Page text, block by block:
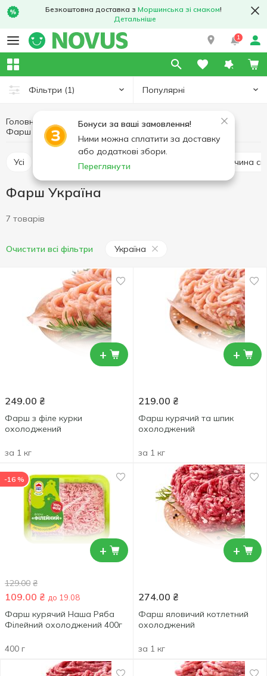
Безкоштовна доставка з Моршинська зі смаком!
Детальніше
1
Фільтри (1) Популярні
Бонуси за ваші замовлення!
Ними можна сплатити за доставку
або додаткові збори.
Переглянути
Головна М'ясо та ковбасні вироби
Свіже м'ясо
Фарш
Фарш Україна
Усі Курятина свіжа Яловичина
Фарш Україна
7 товарів
Очистити всі фільтри Україна
+
249.00 ₴
Фарш з філе курки
охолоджений
за 1 кг
+
219.00 ₴
Фарш курячий та шпик
охолоджений
за 1 кг
+
-16 %
129.00 ₴
109.00 ₴ до 19.08
Фарш курячий Наша Ряба
Філейний охолоджений 400г
400 г
+
274.00 ₴
Фарш яловичий котлетний
охолоджений
за 1 кг